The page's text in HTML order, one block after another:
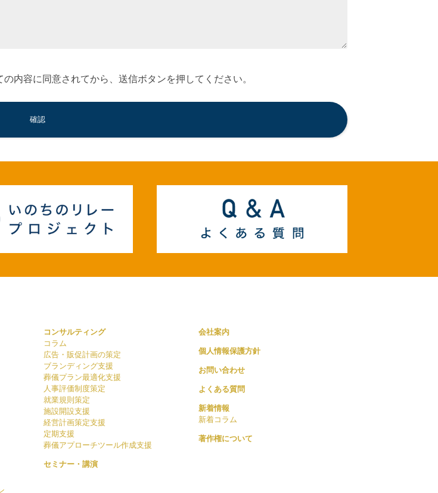
内容に同意されてから、送信ボタンを押してください。
コンサルティング
コラム
広告・販促計画の策定
ブランディング支援
葬儀プラン最適化支援
人事評価制度策定
就業規則策定
施設開設支援
経営計画策定支援
定期支援
葬儀アプローチツール作成支援
セミナー・講演
会社案内
個人情報保護方針
お問い合わせ
よくある質問
新着情報
新着コラム
著作権について